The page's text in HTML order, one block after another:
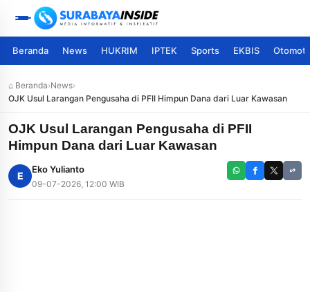
Beranda News HUKRIM IPTEK Sports EKBIS
⌂ Beranda›News›
OJK Usul Larangan Pengusaha di PFII Himpun Dana dari Luar Kawasan
OJK Usul Larangan Pengusaha di PFII
Himpun Dana dari Luar Kawasan
E
Eko Yulianto
09-07-2026, 12:00 WIB